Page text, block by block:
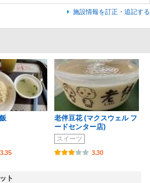
施設情報を訂正・追記する
3.35
老伴豆花 (マクスウェル フ
ードセンター店)
スイーツ
3.30
ト